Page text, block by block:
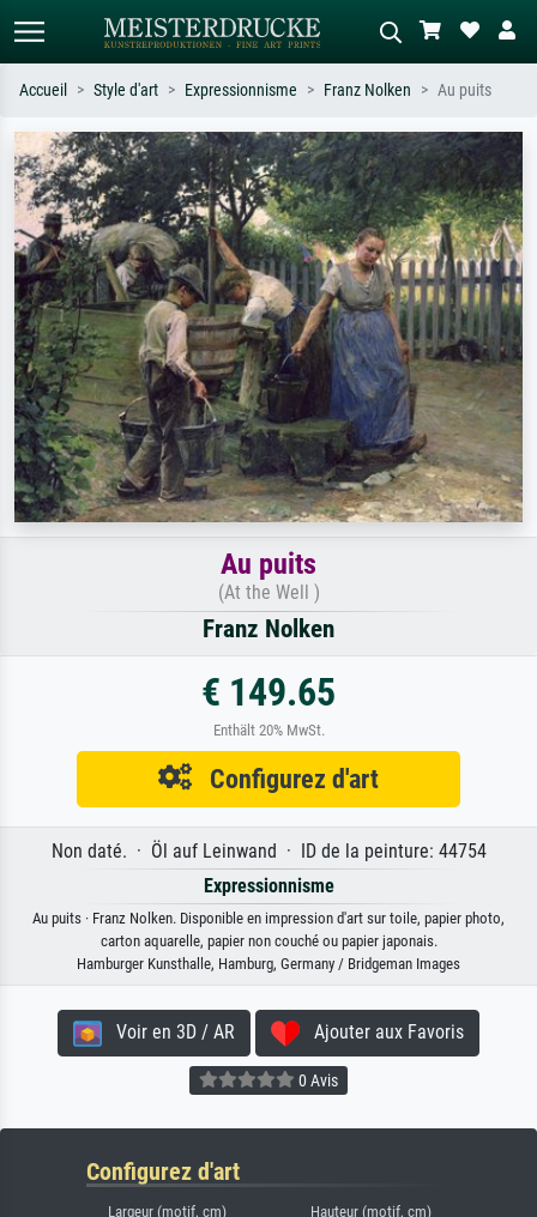
Recherche standard Recherche d'images IA
Recherchez par artiste, titre ou style –
ex. Monet, Nuit étoilée,
impressionnisme, vague de Hokusai,
nu.
Décrivez la scène – ex. prairie verte,
abstrait avec beaucoup de rouge,
tableau sombre, nu debout près d'un
arbre.
Accueil Style d'art Expressionnisme Franz Nolken Au puits
Au puits
(At the Well )
Franz Nolken
€ 149.65
Enthält 20% MwSt.
Configurez d'art
Non daté. · Öl auf Leinwand · ID de la peinture: 44754
Expressionnisme
Au puits · Franz Nolken. Disponible en impression d'art sur toile, papier photo,
carton aquarelle, papier non couché ou papier japonais.
Hamburger Kunsthalle, Hamburg, Germany / Bridgeman Images
Voir en 3D / AR Ajouter aux Favoris
0 Avis
Configurez d'art
Largeur (motif, cm) Hauteur (motif, cm)